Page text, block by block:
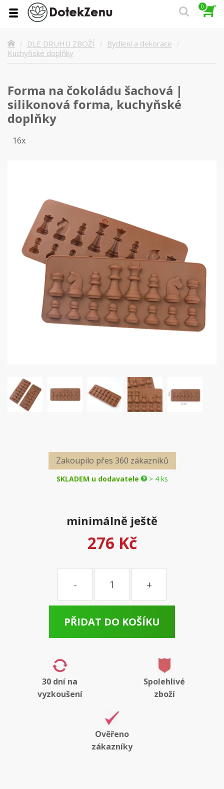
0
DLE DRUHU ZBOŽÍ
Bydlení a dekorace
Kuchyňské doplňky
Forma na čokoládu šachová |
silikonová forma, kuchyňské
doplňky
16x
Zakoupilo přes 360 zákazníků
SKLADEM u dodavatele > 4 ks
minimálně ještě
276 Kč
Množství
PŘIDAT DO KOŠÍKU
30 dní na
vyzkoušení
Spolehlivé
zboží
Ověřeno
zákazníky